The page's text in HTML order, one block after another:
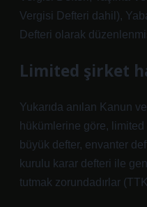
Vergisi Defteri dahil),
Defteri olarak
Limited şirket
Yukarıda anılan Kanun
hükümlerine göre,
büyük defter, envanter
kurulu karar defteri ile
tutmak zorundadırlar